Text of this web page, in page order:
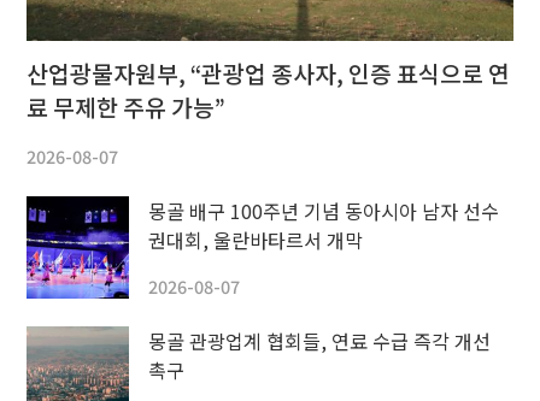
산업광물자원부, “관광업 종사자, 인증 표식으로 연
료 무제한 주유 가능”
2026-08-07
몽골 배구 100주년 기념 동아시아 남자 선수
권대회, 울란바타르서 개막
2026-08-07
몽골 관광업계 협회들, 연료 수급 즉각 개선
촉구